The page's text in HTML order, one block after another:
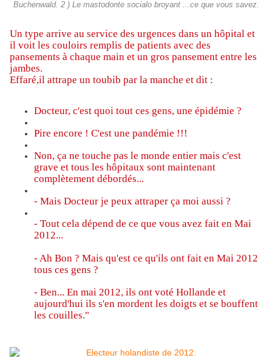
Buchenwald. 2 ) Le mastodonte socialo broyant ...ce que vous savez.
Un type arrive au service des urgences dans un hôpital et
il voit les couloirs remplis de patients avec des
pansements à chaque main et un gros pansement entre les
jambes.
Effaré,il attrape un toubib par la manche et dit :
Docteur, c'est quoi tout ces gens, une épidémie ?
Pire encore ! C'est une pandémie !!!
Non, ça ne touche pas le monde entier mais c'est
grave et tous les hôpitaux sont maintenant
complètement débordés...
- Mais Docteur je peux attraper ça moi aussi ?
- Tout cela dépend de ce que vous avez fait en Mai
2012...
- Ah Bon ? Mais qu'est ce qu'ils ont fait en Mai 2012
tous ces gens ?
- Ben... En mai 2012, ils ont voté Hollande et
aujourd'hui ils s'en mordent les doigts et se bouffent
les couilles."